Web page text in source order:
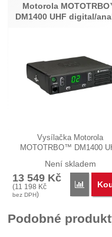
Motorola
DM1400 UHF digital/
Vysílačka Motorola
MOTOTRBO™ DM1400
Není skladem
13 549 Kč
(11 198 Kč
bez DPH)
Podobné